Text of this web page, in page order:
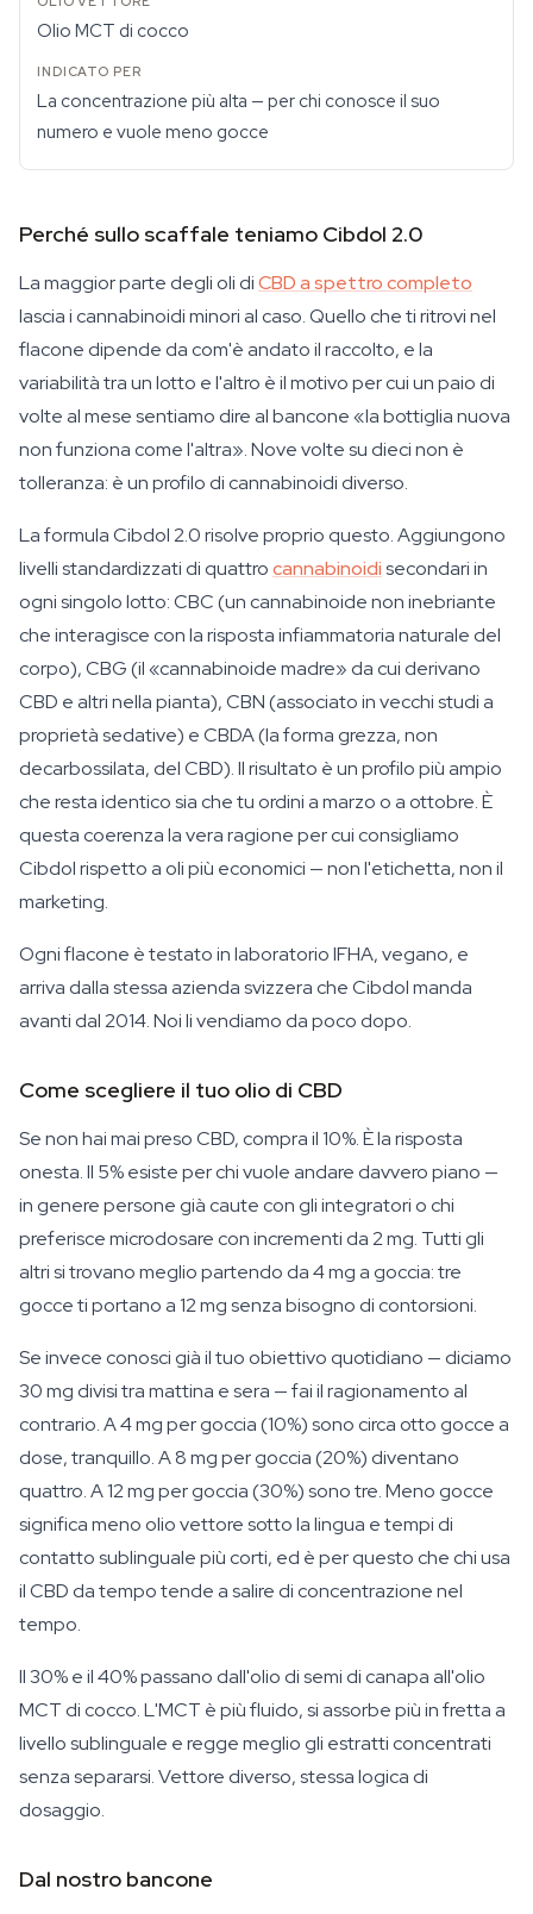
Olio MCT di cocco
La concentrazione più alta — per chi conosce il suo
numero e vuole meno gocce
Perché sullo scaffale teniamo Cibdol 2.0
La maggior parte degli oli diCBD a spettro completo
lascia i cannabinoidi minori al caso. Quello che ti ritrovi nel
flacone dipende da com'è andato il raccolto, e la
variabilità tra un lotto e l'altro è il motivo per cui un paio di
volte al mese sentiamo dire al bancone «la bottiglia nuova
non funziona come l'altra». Nove volte su dieci non è
tolleranza: è un profilo di cannabinoidi diverso.
La formula Cibdol 2.0 risolve proprio questo. Aggiungono
livelli standardizzati di quattrocannabinoidisecondari in
ogni singolo lotto: CBC (un cannabinoide non inebriante
che interagisce con la risposta infiammatoria naturale del
corpo), CBG (il «cannabinoide madre» da cui derivano
CBD e altri nella pianta), CBN (associato in vecchi studi a
proprietà sedative) e CBDA (la forma grezza, non
decarbossilata, del CBD). Il risultato è un profilo più ampio
che resta identico sia che tu ordini a marzo o a ottobre. È
questa coerenza la vera ragione per cui consigliamo
Cibdol rispetto a oli più economici — non l'etichetta, non il
marketing.
Ogni flacone è testato in laboratorio IFHA, vegano, e
arriva dalla stessa azienda svizzera che Cibdol manda
avanti dal 2014. Noi li vendiamo da poco dopo.
Come scegliere il tuo olio di CBD
Se non hai mai preso CBD, compra il 10%. È la risposta
onesta. Il 5% esiste per chi vuole andare davvero piano —
in genere persone già caute con gli integratori o chi
preferisce microdosare con incrementi da 2 mg. Tutti gli
altri si trovano meglio partendo da 4 mg a goccia: tre
gocce ti portano a 12 mg senza bisogno di contorsioni.
Se invece conosci già il tuo obiettivo quotidiano — diciamo
30 mg divisi tra mattina e sera — fai il ragionamento al
contrario. A 4 mg per goccia (10%) sono circa otto gocce a
dose, tranquillo. A 8 mg per goccia (20%) diventano
quattro. A 12 mg per goccia (30%) sono tre. Meno gocce
significa meno olio vettore sotto la lingua e tempi di
contatto sublinguale più corti, ed è per questo che chi usa
il CBD da tempo tende a salire di concentrazione nel
tempo.
Il 30% e il 40% passano dall'olio di semi di canapa all'olio
MCT di cocco. L'MCT è più fluido, si assorbe più in fretta a
livello sublinguale e regge meglio gli estratti concentrati
senza separarsi. Vettore diverso, stessa logica di
dosaggio.
Dal nostro bancone